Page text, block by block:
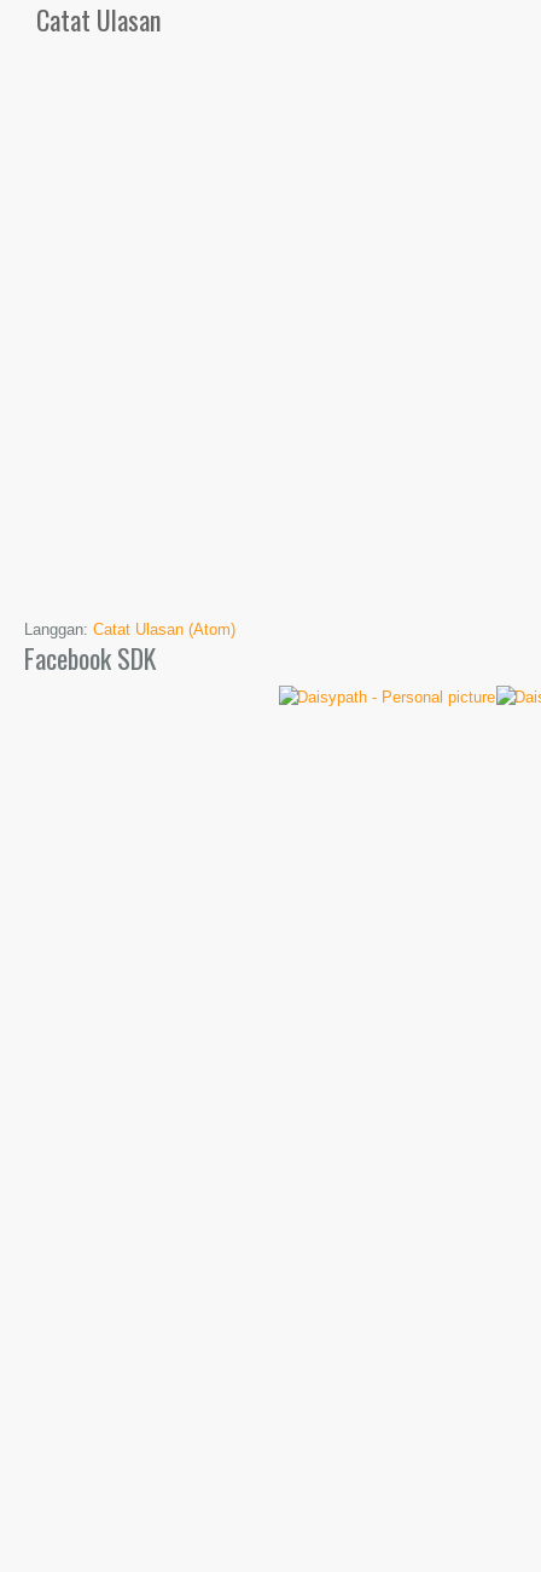
Catat Ulasan
Langgan: Catat Ulasan (Atom)
Facebook SDK